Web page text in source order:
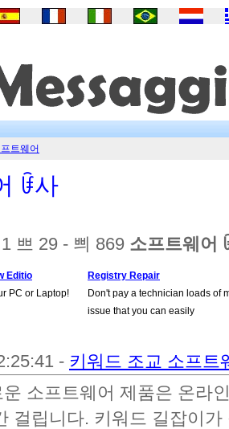
트웨어
ꀰ사
쁘 29 - 쁴 869 소프트웨어
Editio
PC or Laptop!
Registry Repair
Don't pay a technician loads of
issue that you can easily
- 키워드 조교 소프트
소프트웨어 제품은 온라
걸립니다. 키워드 길잡이